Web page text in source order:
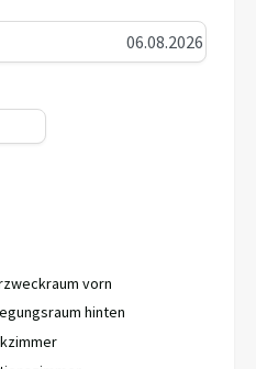
vorn
hinten